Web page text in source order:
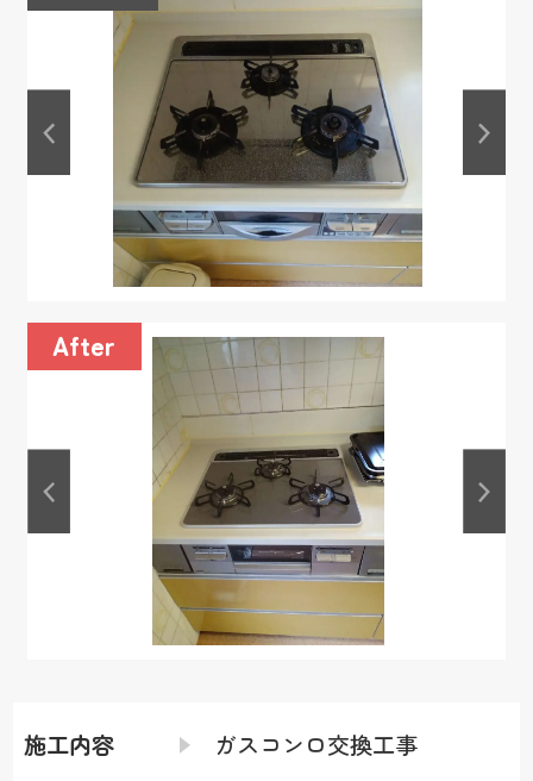
施工内容 ガスコンロ交換工事